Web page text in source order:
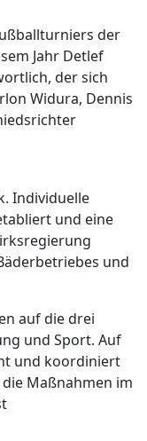
der
Jahr Detlef
der sich
Widura, Dennis
Individuelle
und eine
und
auf die drei
und Sport. Auf
und koordiniert
Maßnahmen im